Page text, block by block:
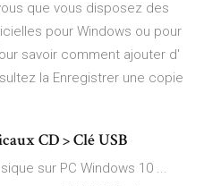
que vous disposez des
pour Windows ou pour
savoir comment ajouter d'
la Enregistrer une copie
CD > Clé USB
sur PC Windows 10 ...